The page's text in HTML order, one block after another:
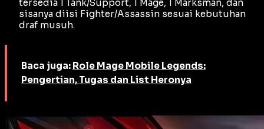
tersedia 1 Tank/Support, 1 Mage, 1 Marksman, dan
sisanya diisi Fighter/Assassin sesuai kebutuhan
draf musuh.
Baca juga: Role Mage Mobile Legends:
Pengertian, Tugas dan List Heronya